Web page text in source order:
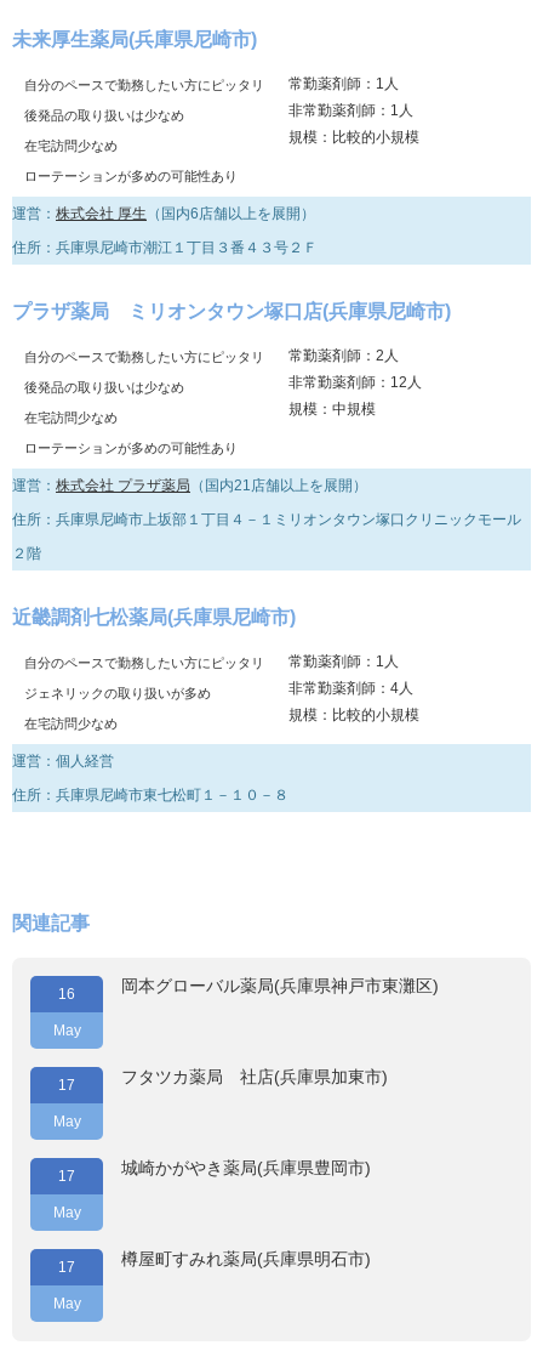
未来厚生薬局(兵庫県尼崎市)
自分のペースで勤務したい方にピッタリ
後発品の取り扱いは少なめ
在宅訪問少なめ
ローテーションが多めの可能性あり
常勤薬剤師：1人
非常勤薬剤師：1人
規模：比較的小規模
運営： 株式会社 厚生 （国内6店舗以上を展開）
住所：兵庫県尼崎市潮江１丁目３番４３号２Ｆ
プラザ薬局 ミリオンタウン塚口店(兵庫県尼崎市)
自分のペースで勤務したい方にピッタリ
後発品の取り扱いは少なめ
在宅訪問少なめ
ローテーションが多めの可能性あり
常勤薬剤師：2人
非常勤薬剤師：12人
規模：中規模
運営： 株式会社 プラザ薬局 （国内21店舗以上を展開）
住所：兵庫県尼崎市上坂部１丁目４－１ミリオンタウン塚口クリニックモール
２階
近畿調剤七松薬局(兵庫県尼崎市)
自分のペースで勤務したい方にピッタリ
ジェネリックの取り扱いが多め
在宅訪問少なめ
常勤薬剤師：1人
非常勤薬剤師：4人
規模：比較的小規模
運営：個人経営
住所：兵庫県尼崎市東七松町１－１０－８
関連記事
16
May
岡本グローバル薬局(兵庫県神戸市東灘区)
17
May
フタツカ薬局 社店(兵庫県加東市)
17
May
城崎かがやき薬局(兵庫県豊岡市)
17
May
樽屋町すみれ薬局(兵庫県明石市)